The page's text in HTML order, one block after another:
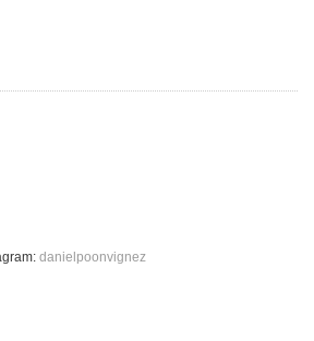
danielpoonvignez